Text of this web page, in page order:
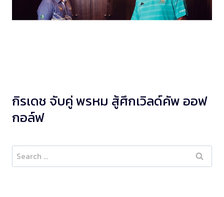
กิรเดช จับคู่ พรหม สู้ศึกเวิลด์คัพ ออฟ
กอล์ฟ
Search
for: